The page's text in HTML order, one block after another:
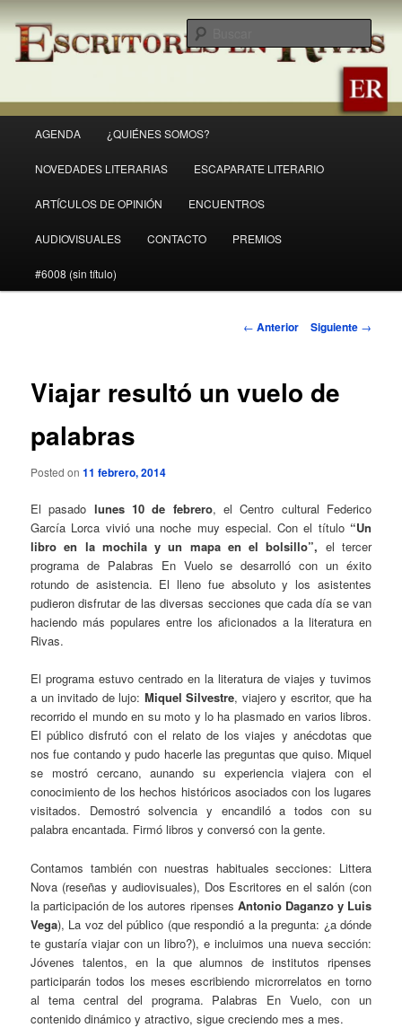
Ir
al
contenido
principal
Revista Escritores en Rivas
principal
AGENDA ¿QUIÉNES SOMOS?
NOVEDADES LITERARIAS ESCAPARATE LITERARIO
ARTÍCULOS DE OPINIÓN ENCUENTROS
AUDIOVISUALES CONTACTO PREMIOS
#6008 (sin título)
Navegación
← Anterior Siguiente →
Viajar resultó un vuelo de
palabras
Posted on11 febrero, 2014
El pasado lunes 10 de febrero, el Centro cultural Federico
García Lorca vivió una noche muy especial. Con el título “Un
libro en la mochila y un mapa en el bolsillo”, el tercer
programa de Palabras En Vuelo se desarrolló con un éxito
rotundo de asistencia. El lleno fue absoluto y los asistentes
pudieron disfrutar de las diversas secciones que cada día se van
haciendo más populares entre los aficionados a la literatura en
Rivas.
El programa estuvo centrado en la literatura de viajes y tuvimos
a un invitado de lujo: Miquel Silvestre, viajero y escritor, que ha
recorrido el mundo en su moto y lo ha plasmado en varios libros.
El público disfrutó con el relato de los viajes y anécdotas que
nos fue contando y pudo hacerle las preguntas que quiso. Miquel
se mostró cercano, aunando su experiencia viajera con el
conocimiento de los hechos históricos asociados con los lugares
visitados. Demostró solvencia y encandiló a todos con su
palabra encantada. Firmó libros y conversó con la gente.
Contamos también con nuestras habituales secciones: Littera
Nova (reseñas y audiovisuales), Dos Escritores en el salón (con
la participación de los autores ripenses Antonio Daganzo y Luis
Vega), La voz del público (que respondió a la pregunta: ¿a dónde
te gustaría viajar con un libro?), e incluimos una nueva sección:
Jóvenes talentos, en la que alumnos de institutos ripenses
participarán todos los meses escribiendo microrrelatos en torno
al tema central del programa. Palabras En Vuelo, con un
contenido dinámico y atractivo, sigue creciendo mes a mes.